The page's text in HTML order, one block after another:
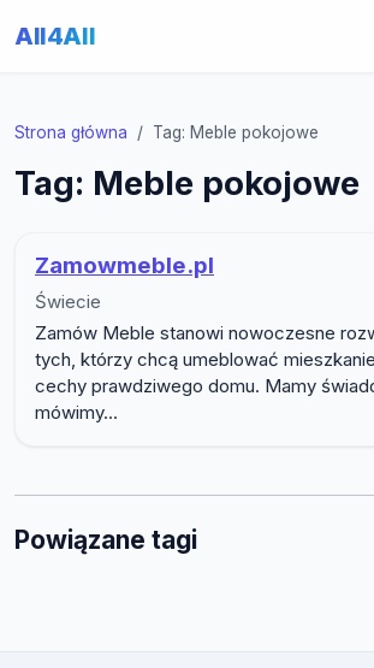
All4All
Strona główna Tag: Meble pokojowe
Tag: Meble pokojowe
Zamowmeble.pl
Świecie
Zamów Meble stanowi nowoczesne
tych, którzy chcą umeblować
cechy prawdziwego domu. Mamy
mówimy...
Powiązane tagi